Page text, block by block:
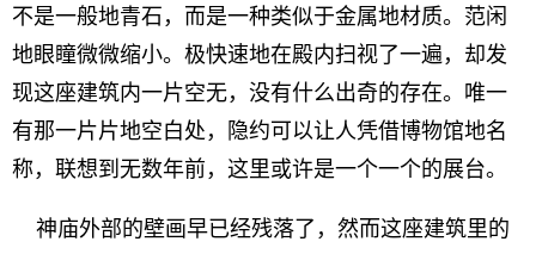
不是一般地青石，而是一种类似于金属地材质。范闲
地眼瞳微微缩小。极快速地在殿内扫视了一遍，却发
现这座建筑内一片空无，没有什么出奇的存在。唯一
有那一片片地空白处，隐约可以让人凭借博物馆地名
称，联想到无数年前，这里或许是一个一个的展台。
神庙外部的壁画早已经残落了，然而这座建筑里的